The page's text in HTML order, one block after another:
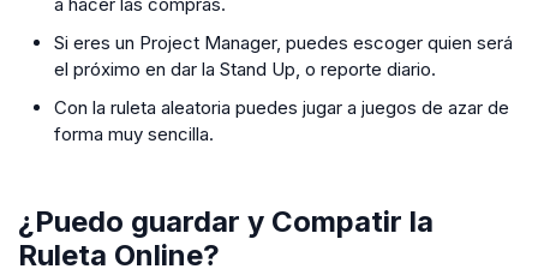
Si eres un Project Manager, puedes escoger quien será
el próximo en dar la Stand Up, o reporte diario.
Con la ruleta aleatoria puedes jugar a juegos de azar de
forma muy sencilla.
¿Puedo guardar y Compatir la
Ruleta Online?